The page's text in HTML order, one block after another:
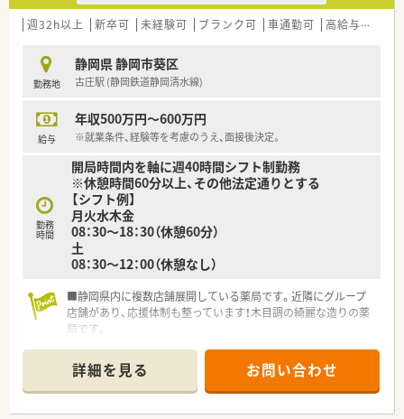
けてきた歴史と信頼のある安定した法人です。
■代表は地域の薬剤師会会長を務めており、薬剤師が専門職とし
■地域の方々がどんな些細なことでも気軽に相談できる、かかり
つけ薬局としての役割を果たすことを目指しています。
■年間休日120日以上の環境で、ご家族との時間や趣味の時間を
大切にしながら働きたい方に強くお勧めします。
していきたいという高い志を持つ方に最適です。
■手厚い研修制度や資格取得支援制度を活用し、薬剤師としての
市場価値を高めていきたい方におすすめです。
週32h以上 新卒可 未経験可 ブランク可 車通勤可 高給与(600万円以上)
勤務地
静岡県 静岡市葵区
古庄駅 (静岡鉄道静岡清水線)
給与
年収500万円～600万円
※就業条件、経験等を考慮のうえ、面接後決定。
勤務
時間
開局時間内を軸に週40時間シフト制勤務
※休憩時間60分以上、その他法定通りとする
【シフト例】
月火水木金
08：30～18：30（休憩60分）
土
08：30～12：00（休憩なし）
■静岡県内に複数店舗展開している薬局です。近隣にグループ
店舗があり、応援体制も整っています！木目調の綺麗な造りの薬
局です。
タリの環境です。
■耳鼻科メインなので、未経験やブランクのある方でもスタート
しやすい環境です。
詳細を見る お問い合わせ